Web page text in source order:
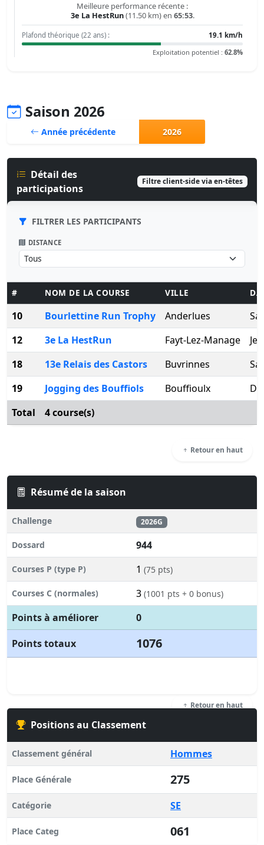
Meilleure performance récente :
3e La HestRun(11.50 km) en 65:53.
Plafond théorique (22 ans) :
19.1 km/h
Exploitation potentiel : 62.8%
Saison 2026
Année précédente 2026
Détail des
participations
Filtre client-side via en-têtes
FILTRER LES PARTICIPANTS
DISTANCE
# NOM DE LA COURSE VILLE
10 Bourlettine Run Trophy Anderlues
12
3e La HestRun Fayt-Lez-Manage
18
13e Relais des Castors Buvrinnes
19
Jogging des Bouffiols Bouffioulx
Total
4 course(s)
Retour en haut
Résumé de la saison
Challenge 2026G
Dossard 944
Courses P (type P) 1 (75 pts)
Courses C (normales) 3 (1001 pts + 0 bonus)
Points à améliorer
0
Points totaux
1076
Retour en haut
Positions au Classement
Classement général Hommes
Place Générale 275
Catégorie SE
Place Categ 061